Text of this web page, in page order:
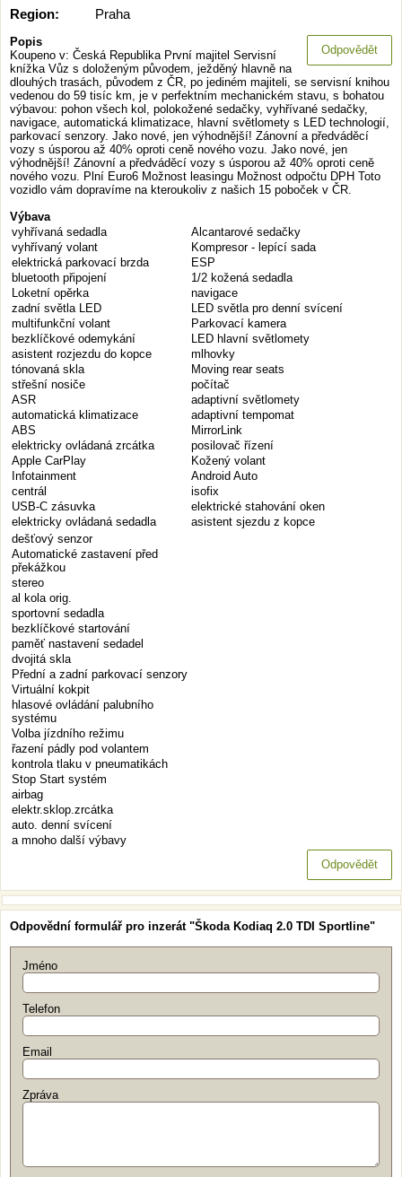
Region:
Praha
Odpovědět
Popis
Koupeno v: Česká Republika První majitel Servisní
knížka Vůz s doloženým původem, ježděný hlavně na
dlouhých trasách, původem z ČR, po jediném majiteli, se servisní knihou
vedenou do 59 tisíc km, je v perfektním mechanickém stavu, s bohatou
výbavou: pohon všech kol, polokožené sedačky, vyhřívané sedačky,
navigace, automatická klimatizace, hlavní světlomety s LED technologií,
parkovací senzory. Jako nové, jen výhodnější! Zánovní a předváděcí
vozy s úsporou až 40% oproti ceně nového vozu. Jako nové, jen
výhodnější! Zánovní a předváděcí vozy s úsporou až 40% oproti ceně
nového vozu. Plní Euro6 Možnost leasingu Možnost odpočtu DPH Toto
vozidlo vám dopravíme na kteroukoliv z našich 15 poboček v ČR.
Výbava
vyhřívaná sedadla
vyhřívaný volant
elektrická parkovací brzda
bluetooth připojení
Loketní opěrka
zadní světla LED
multifunkční volant
bezklíčkové odemykání
asistent rozjezdu do kopce
tónovaná skla
střešní nosiče
ASR
automatická klimatizace
ABS
elektricky ovládaná zrcátka
Apple CarPlay
Infotainment
centrál
USB-C zásuvka
elektricky ovládaná sedadla
Alcantarové sedačky
Kompresor - lepící sada
ESP
1/2 kožená sedadla
navigace
LED světla pro denní svícení
Parkovací kamera
LED hlavní světlomety
mlhovky
Moving rear seats
počítač
adaptivní světlomety
adaptivní tempomat
MirrorLink
posilovač řízení
Kožený volant
Android Auto
isofix
elektrické stahování oken
asistent sjezdu z kopce
dešťový senzor
Automatické zastavení před
překážkou
stereo
al kola orig.
sportovní sedadla
bezklíčkové startování
paměť nastavení sedadel
dvojitá skla
Přední a zadní parkovací senzory
Virtuální kokpit
hlasové ovládání palubního
systému
Volba jízdního režimu
řazení pádly pod volantem
kontrola tlaku v pneumatikách
Stop Start systém
airbag
elektr.sklop.zrcátka
auto. denní svícení
a mnoho další výbavy
Odpovědět
Odpovědní formulář pro inzerát "Škoda Kodiaq 2.0 TDI Sportline"
Jméno
Telefon
Email
Zpráva